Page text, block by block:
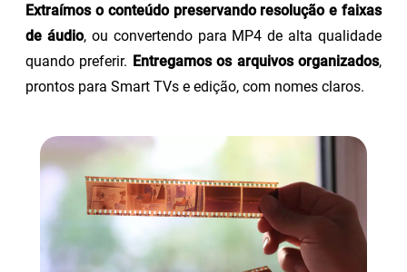
Extraímos o conteúdo preservando resolução e faixas
de áudio, ou convertendo para MP4 de alta qualidade
quando preferir. Entregamos os arquivos organizados,
prontos para Smart TVs e edição, com nomes claros.